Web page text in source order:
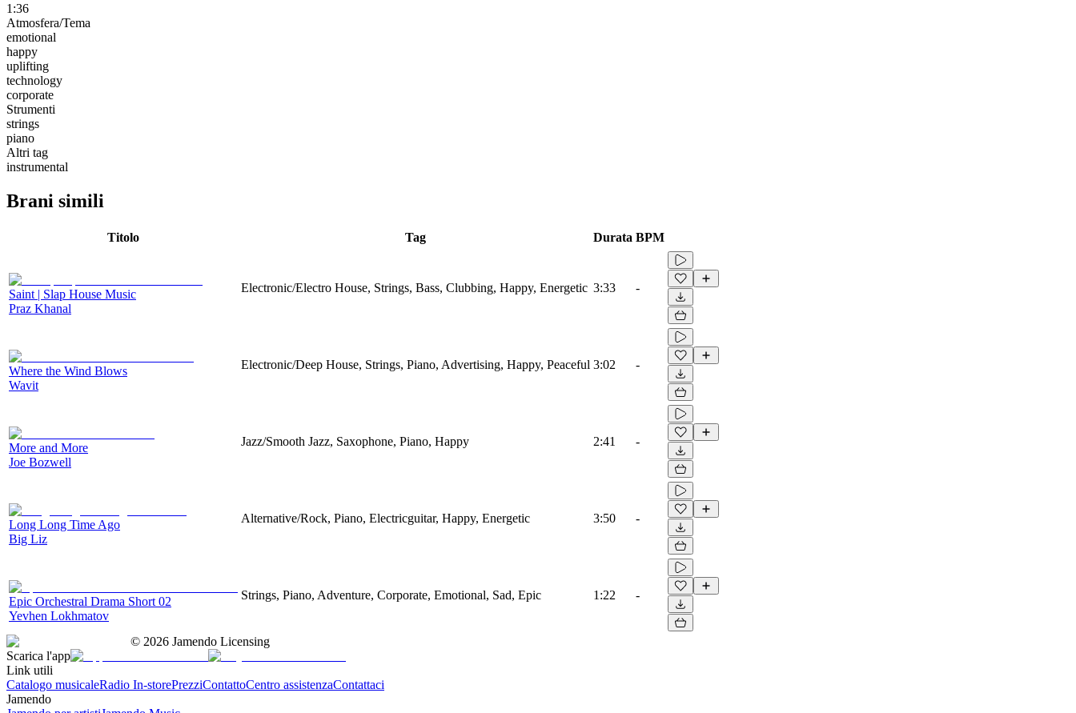
1:36
Atmosfera/Tema
emotional
happy
uplifting
technology
corporate
Strumenti
strings
piano
Altri tag
instrumental
Brani simili
Titolo Tag Durata BPM
Saint | Slap House Music
Praz Khanal
Electronic/Electro House, Strings, Bass, Clubbing, Happy, Energetic 3:33 -
Where the Wind Blows
Wavit
Electronic/Deep House, Strings, Piano, Advertising, Happy, Peaceful 3:02 -
More and More
Joe Bozwell
Jazz/Smooth Jazz, Saxophone, Piano, Happy 2:41 -
Long Long Time Ago
Big Liz
Alternative/Rock, Piano, Electricguitar, Happy, Energetic 3:50 -
Epic Orchestral Drama Short 02
Yevhen Lokhmatov
Strings, Piano, Adventure, Corporate, Emotional, Sad, Epic 1:22 -
© 2026 Jamendo Licensing
Scarica l'app
Link utili
Catalogo musicaleRadio In-storePrezziContattoCentro assistenzaContattaci
Jamendo